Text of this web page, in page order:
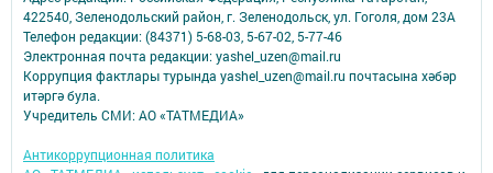
422540, Зеленодольский район, г. Зеленодольск, ул. Гоголя, дом 23А
Телефон редакции: (84371) 5-68-03, 5-67-02, 5-77-46
Электронная почта редакции: yashel_uzen@mail.ru
Коррупция фактлары турында yashel_uzen@mail.ru почтасына хәбәр
итәргә була.
Учредитель СМИ: АО «ТАТМЕДИА»
Антикоррупционная политика